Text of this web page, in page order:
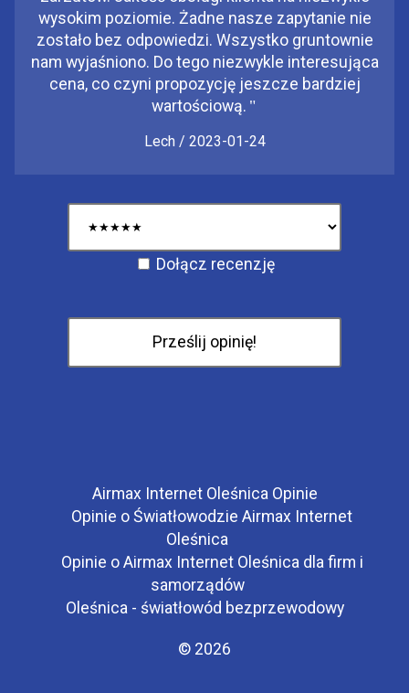
wysokim poziomie. Żadne nasze zapytanie nie
zostało bez odpowiedzi. Wszystko gruntownie
nam wyjaśniono. Do tego niezwykle interesująca
cena, co czyni propozycję jeszcze bardziej
wartościową. "
Lech / 2023-01-24
Dołącz recenzję
Airmax Internet Oleśnica Opinie
Opinie o Światłowodzie Airmax Internet
Oleśnica
Opinie o Airmax Internet Oleśnica dla firm i
samorządów
Oleśnica - światłowód bezprzewodowy
© 2026